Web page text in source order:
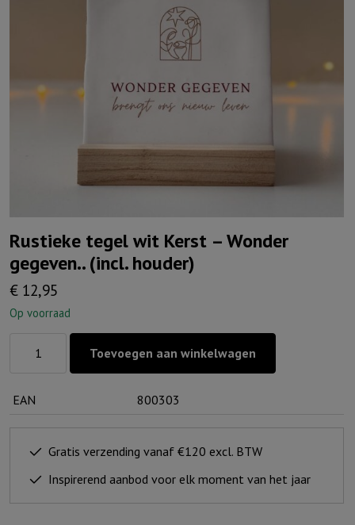
Rustieke tegel wit Kerst – Wonder
gegeven.. (incl. houder)
€ 12,95
Op voorraad
Kerst
-
Wonder
Toevoegen aan winkelwagen
EAN 800303
Gratis verzending vanaf €120 excl. BTW
Inspirerend aanbod voor elk moment van het jaar